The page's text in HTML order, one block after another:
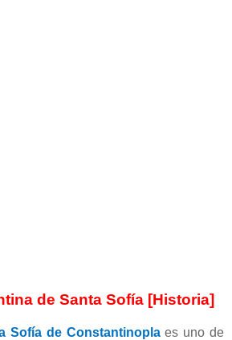
de Santa Sofía [Historia]
Sofía de Constantinoplaes uno de